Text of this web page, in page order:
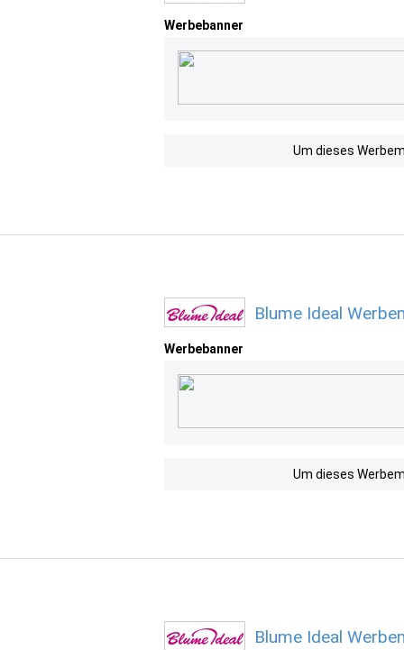
Werbebanner
Um dieses
Blume Ideal
Werbebanner
Um dieses
Blume Ideal